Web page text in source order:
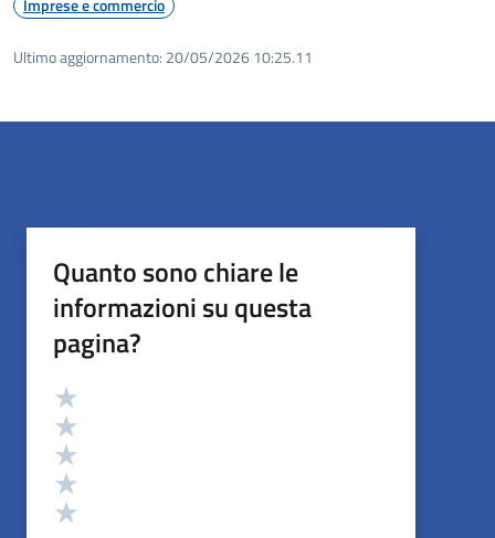
Imprese e commercio
Ultimo aggiornamento: 20/05/2026 10:25.11
Quanto sono chiare le
informazioni su questa
pagina?
Valutazione